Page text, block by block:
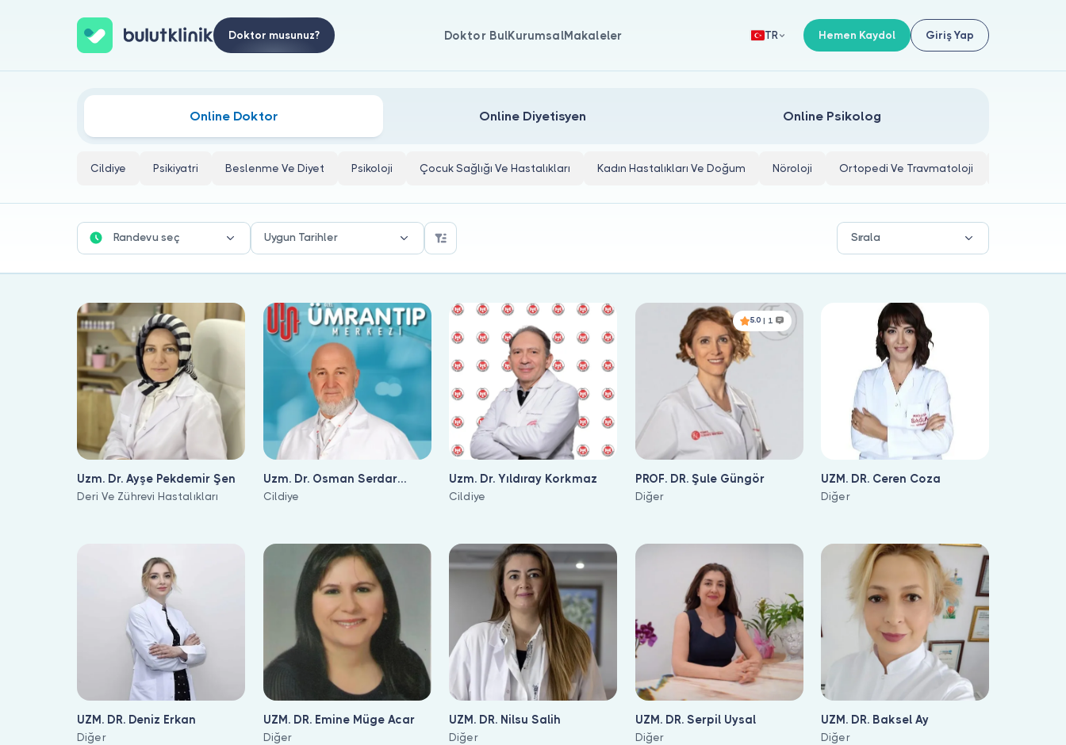
Doktor musunuz? Doktor BulKurumsalMakaleler TR Hemen Kaydol Giriş Yap
Sakal Kıran Doktorları
Online Doktor Online Diyetisyen Online Psikolog
Cildiye Psikiyatri Beslenme Ve Diyet Psikoloji Çocuk Sağlığı Ve Hastalıkları Kadın Hastalıkları Ve Doğum Nöroloji Ortopedi Ve Travmatoloji
Randevu seç Uygun Tarihler Sırala
Uzm. Dr. Ayşe Pekdemir Şen
Deri Ve Zührevi Hastalıkları
Uzm. Dr. Osman Serdar
Akkaya
Cildiye
Uzm. Dr. Yıldıray Korkmaz
Cildiye
5.0| 1
PROF. DR. Şule Güngör
Diğer
UZM. DR. Ceren Coza
Diğer
UZM. DR. Deniz Erkan
Diğer
UZM. DR. Emine Müge Acar
Diğer
UZM. DR. Nilsu Salih
Diğer
UZM. DR. Serpil Uysal
Diğer
UZM. DR. Baksel Ay
Diğer